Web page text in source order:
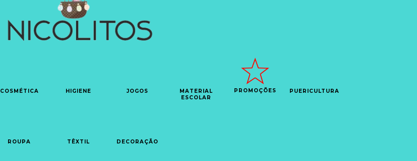
COSMÉTICA HIGIENE JOGOS
MATERIAL
ESCOLAR
PROMOÇÕES PUERICULTURA
ROUPA TÊXTIL DECORAÇÃO